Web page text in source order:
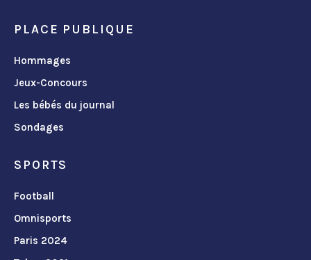
PLACE PUBLIQUE
Hommages
Jeux-Concours
Les bébés du journal
Sondages
SPORTS
Football
Omnisports
Paris 2024